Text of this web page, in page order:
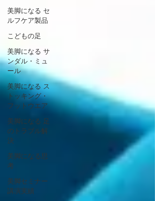
美脚になる セ
ルフケア製品
こどもの足
美脚になる サ
ンダル・ミュ
ール
美脚になる ス
トッキング・
フットウエア
美脚になる 足
のトラブル解
決
美脚になる思
考
美脚セミナー
講演実績